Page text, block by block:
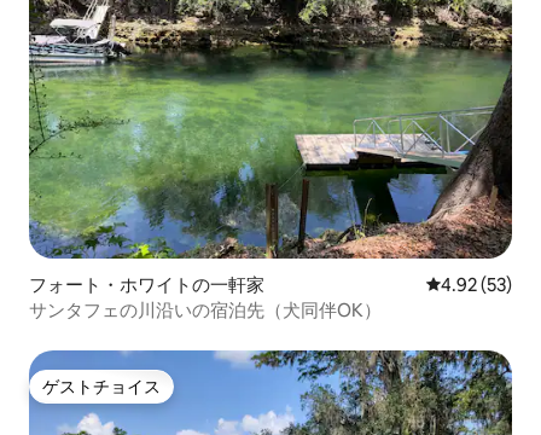
フォート・ホワイトの一軒家 レビュー53
4.92 (53)
サンタフェの川沿いの宿泊先（犬同伴OK）
ゲストチョイス
ゲストチョイス